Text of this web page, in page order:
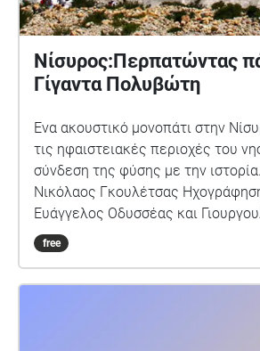
Νίσυρος:Περπατώντας
Γίγαντα Πολυβώτη
Ένα ακουστικό μονοπάτι στην
τις ηφαιστειακές περιοχές του
σύνδεση της φύσης με την
Νικόλαος Γκουλέτσας
Ευάγγελος Οδυσσέας και
Σοφία
free